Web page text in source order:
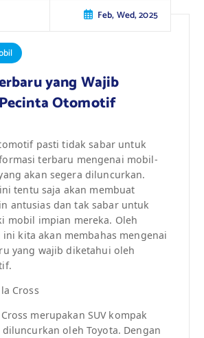
Feb, Wed, 2025
yang Wajib
Otomotif
pasti tidak sabar untuk
terbaru mengenai mobil-
akan segera diluncurkan.
tentu saja akan membuat
antusias dan tak sabar untuk
mobil impian mereka. Oleh
kita akan membahas mengenai
yang wajib diketahui oleh
Cross
merupakan SUV kompak
oleh Toyota. Dengan